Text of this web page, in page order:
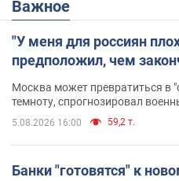
Важное
"У меня для россиян
предположил, чем
Москва может превратиться в
темноту, спрогнозировал
5.08.2026 16:00 59,2 т.
Банки "готовятся" к